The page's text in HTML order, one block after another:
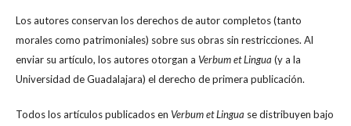
Los autores conservan los derechos de autor completos (tanto
morales como patrimoniales) sobre sus obras sin restricciones. Al
enviar su artículo, los autores otorgan a Verbum et Lingua (y a la
Universidad de Guadalajara) el derecho de primera publicación.
Todos los artículos publicados en Verbum et Lingua se distribuyen bajo